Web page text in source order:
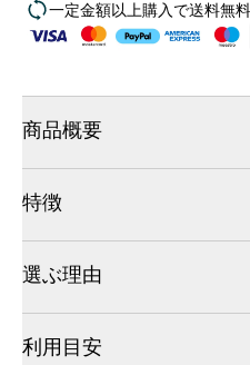
一定金額以上購入で送料無料
商品概要
特徴
選ぶ理由
利用目安